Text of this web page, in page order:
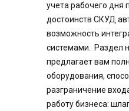
учета рабочего дня
достоинств СКУД
возможность
системами. Раздел
предлагает вам
оборудования,
разграничение
работу бизнеса: